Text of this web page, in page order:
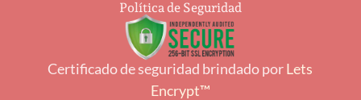
Política de Seguridad
Certificado de seguridad brindado porLets
Encrypt™